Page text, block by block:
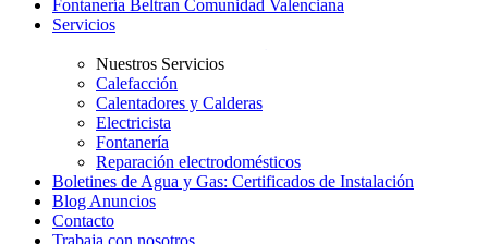
Fontanería Beltran Comunidad Valenciana
Servicios
Nuestros Servicios
Calefacción
Calentadores y Calderas
Electricista
Fontanería
Reparación electrodomésticos
Boletines de Agua y Gas: Certificados de Instalación
Blog Anuncios
Contacto
Trabaja con nosotros